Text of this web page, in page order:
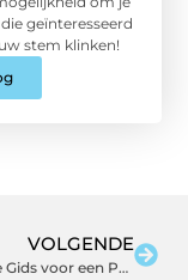
geïnteresseerd
stem klinken!
VOLGENDE
De Ultieme Gids voor een Perfecte Pedicure in Spijkenisse